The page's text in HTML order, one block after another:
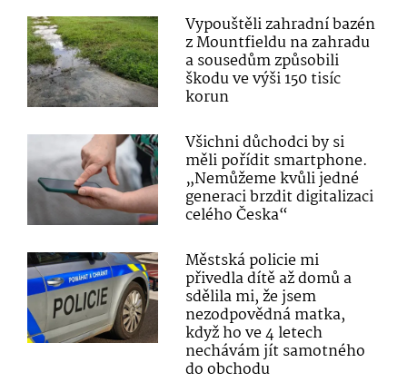
Vypouštěli zahradní bazén
z Mountfieldu na zahradu
a sousedům způsobili
škodu ve výši 150 tisíc
korun
Všichni důchodci by si
měli pořídit smartphone.
„Nemůžeme kvůli jedné
generaci brzdit digitalizaci
celého Česka“
Městská policie mi
přivedla dítě až domů a
sdělila mi, že jsem
nezodpovědná matka,
když ho ve 4 letech
nechávám jít samotného
do obchodu